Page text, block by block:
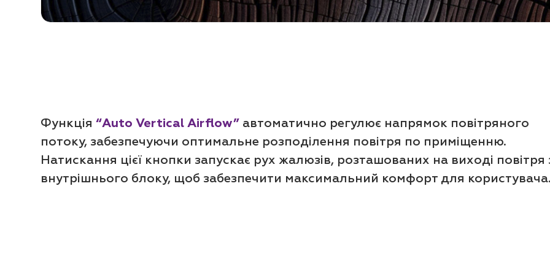
Функція “Auto Vertical Airflow” автоматично регулює напрямок повітряного
потоку, забезпечуючи оптимальне розподілення повітря по приміщенню.
Натискання цієї кнопки запускає рух жалюзів, розташованих на виході повітря
внутрішнього блоку, щоб забезпечити максимальний комфорт для